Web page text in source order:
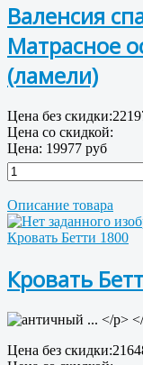
Валенсия
Матрасное
(ламели)
Цена без скидки:
Цена со скидкой:
Цена: 19977 руб
Описание товара
Кровать Бетти 1800
Кровать
Цена без скидки: